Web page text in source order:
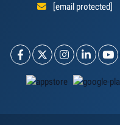
[email protected]